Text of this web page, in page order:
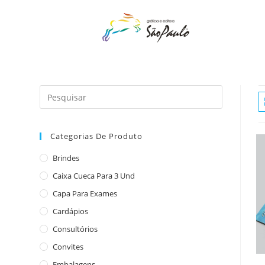
Categorias De Produto
Brindes
Caixa Cueca Para 3 Und
Capa Para Exames
Cardápios
Consultórios
Convites